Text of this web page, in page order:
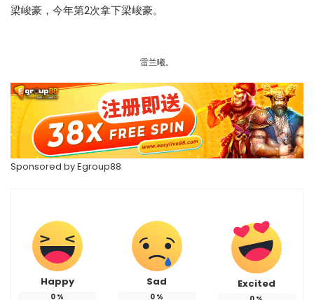
梁峻豪，今年第2次拿下梁峻豪。
雷兰曦。
Sponsored byEgroup88
Happy
0 %
Sad
0 %
Excited